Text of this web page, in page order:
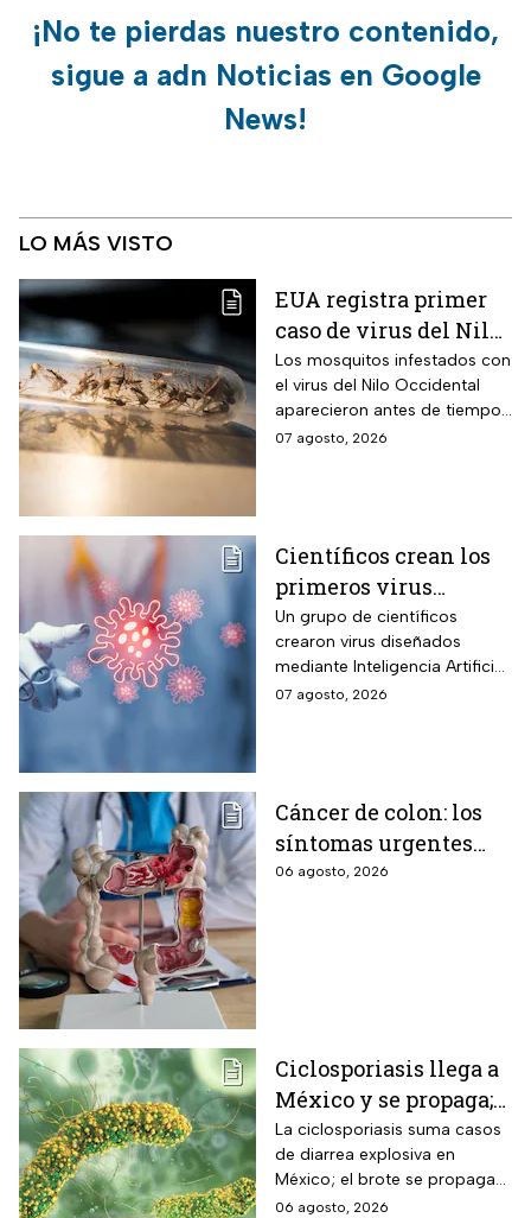
¡No te pierdas nuestro contenido,
sigue a adn Noticias en Google
News!
LO MÁS VISTO
EUA registra primer
caso de virus del Nilo
Occidental de 2026
Los mosquitos infestados con
el virus del Nilo Occidental
aparecieron antes de tiempo
en EUA; ya se registró el
07 agosto, 2026
Científicos crean los
primeros virus
diseñados por la IA,
¿son peligrosos para
los humanos?
Un grupo de científicos
crearon virus diseñados
mediante Inteligencia Artificial
pero se han encendido las
07 agosto, 2026
Cáncer de colon: los
síntomas urgentes
que te advierten que
06 agosto, 2026
Ciclosporiasis llega a
México y se propaga;
activan protocolos
para revisar frutas y
verduras
La ciclosporiasis suma casos
de diarrea explosiva en
México; el brote se propaga
en el territorio nacional
06 agosto, 2026